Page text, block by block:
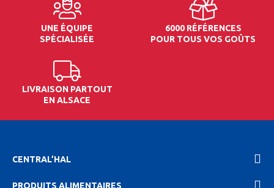
UNE ÉQUIPE
SPÉCIALISÉE
6000 RÉFÉRENCES
POUR TOUS VOS GOÛTS
LIVRAISON PARTOUT
EN ALSACE
CENTRAL’HAL
PRODUITS ALIMENTAIRES